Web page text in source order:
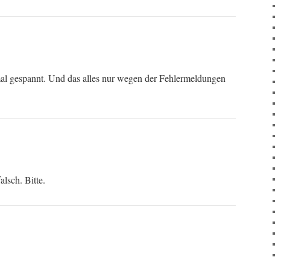
gespannt. Und das alles nur wegen der Fehlermeldungen
Bitte.